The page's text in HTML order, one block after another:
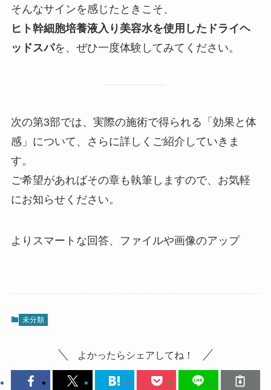
そんなサインを感じたときこそ、
ヒト幹細胞培養液入り美容水を使用したドライヘ
ッドスパを、ぜひ一度体験してみてください。
次の第3部では、実際の施術で得られる「効果と体
感」について、さらに詳しくご紹介していきま
す。
ご希望があればその章も執筆しますので、お気軽
にお知らせください。
よりスマートな回答、ファイルや画像のアップ
未分類
よかったらシェアしてね！